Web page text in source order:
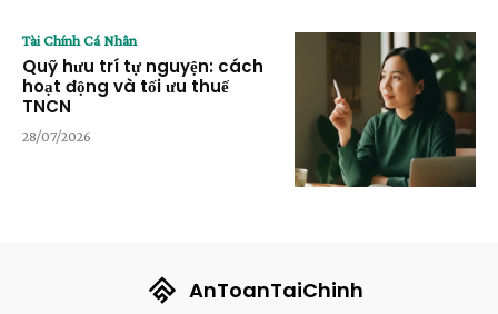
Tài Chính Cá Nhân
Quỹ hưu trí tự nguyện: cách
hoạt động và tối ưu thuế
TNCN
28/07/2026
AnToanTaiChinh